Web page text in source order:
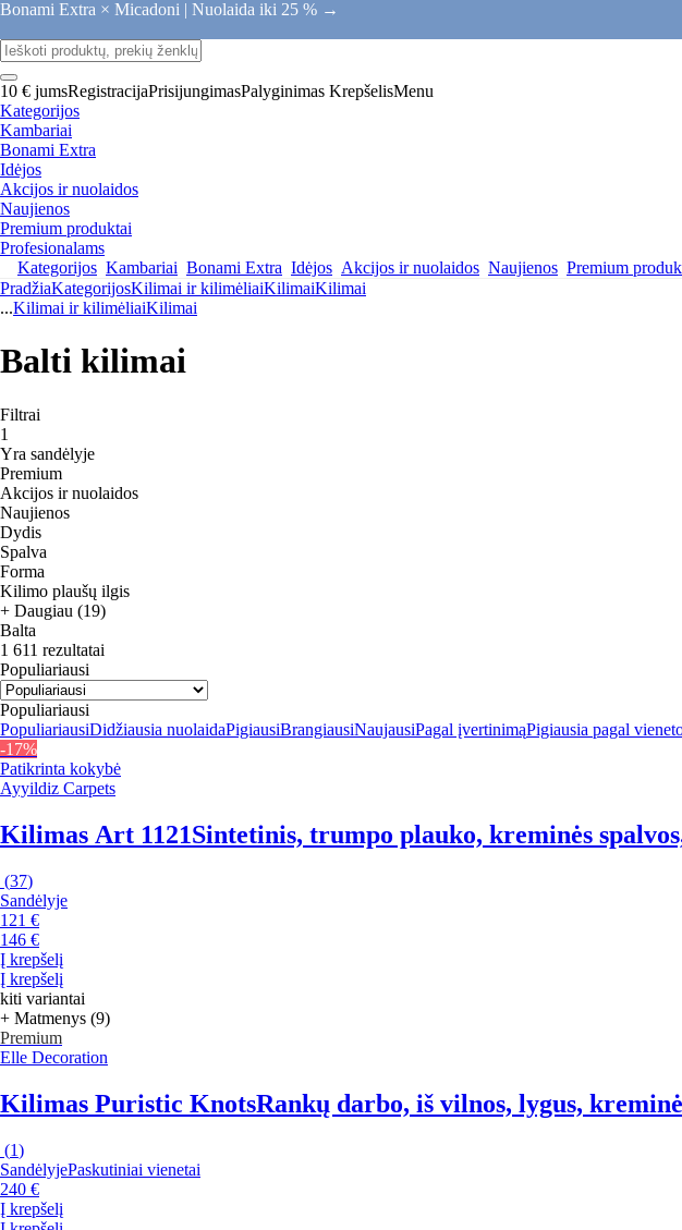
Bonami Extra × Micadoni | Nuolaida iki 25 % →
10 € jumsRegistracijaPrisijungimasPalyginimas KrepšelisMenu
Kategorijos
Kambariai
Bonami Extra
Idėjos
Akcijos ir nuolaidos
Naujienos
Premium produktai
Profesionalams
Kategorijos Kambariai Bonami Extra Idėjos Akcijos ir nuolaidos Naujienos Premium
PradžiaKategorijosKilimai ir kilimėliaiKilimaiKilimai
...Kilimai ir kilimėliaiKilimai
Balti kilimai
Filtrai
1
Yra sandėlyje
Premium
Akcijos ir nuolaidos
Naujienos
Dydis
Spalva
Forma
Kilimo plaušų ilgis
+ Daugiau (19)
Balta
1 611 rezultatai
Populiariausi
Populiariausi
PopuliariausiDidžiausia nuolaidaPigiausiBrangiausiNaujausiPagal įvertinimąPigiausia pagal
-17%
Patikrinta kokybė
Ayyildiz Carpets
Kilimas Art 1121Sintetinis, trumpo plauko, kreminės
(37)
Sandėlyje
121 €
146 €
Į krepšelį
Į krepšelį
kiti variantai
+ Matmenys (9)
Premium
Elle Decoration
Kilimas Puristic KnotsRankų darbo, iš vilnos, lygus,
(1)
SandėlyjePaskutiniai vienetai
240 €
Į krepšelį